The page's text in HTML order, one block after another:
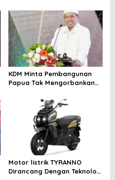
KDM Minta Pembangunan
Papua Tak Mengorbankan
Motor listrik TYRANNO
Dirancang Dengan Teknologi